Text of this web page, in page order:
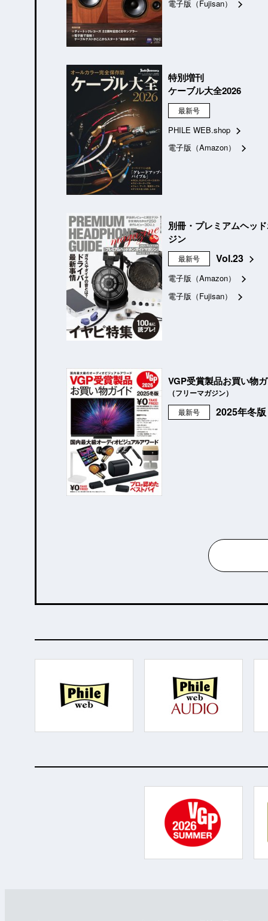
電子版（Fujisan）
特別増刊
ケーブル大全2026
最新号
PHILE WEB.shop
電子版（Amazon）
別冊・プレミアムヘッ
ジン
最新号 Vol.23
電子版（Amazon）
電子版（Fujisan）
VGP受賞製品お買い物
（フリーマガジン）
最新号 2025年冬